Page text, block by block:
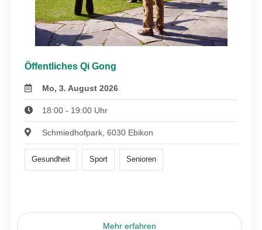
Öffentliches Qi Gong
Mo, 3. August 2026
18:00 - 19:00 Uhr
Schmiedhofpark, 6030 Ebikon
Gesundheit Sport Senioren
Mehr erfahren